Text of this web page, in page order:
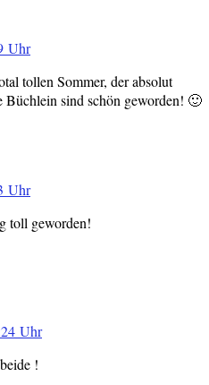
Uhr
tollen Sommer, der absolut
sind schön geworden! 🙂
Uhr
toll geworden!
Uhr
!